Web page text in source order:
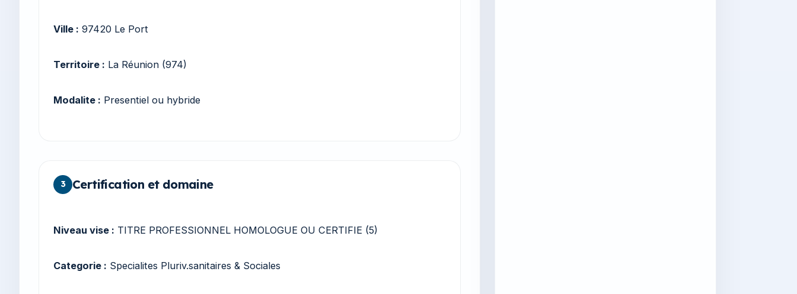
Ville : 97420 Le Port
Territoire : La Réunion (974)
Modalite : Presentiel ou hybride
3 Certification et domaine
Niveau vise : TITRE PROFESSIONNEL HOMOLOGUE OU CERTIFIE (5)
Categorie : Specialites Pluriv.sanitaires & Sociales